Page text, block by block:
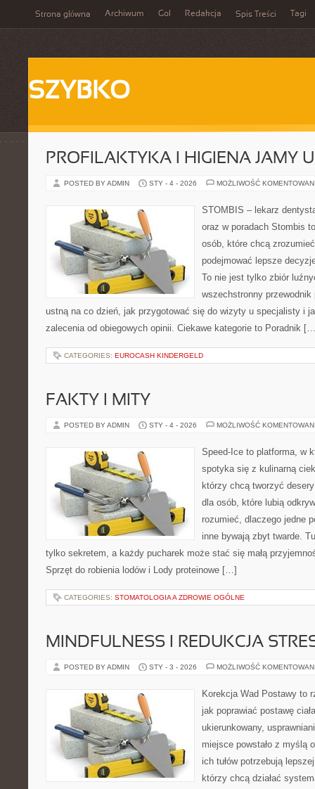
Strona główna Archiwum Gol Redakcja Spis Treści Tagi
SZYBKO
PROFILAKTYKA I HIGIENA JAMY
POSTED BY ADMIN STY - 4 - 2026 MOŻLIWOŚĆ
STOMBIS – lekarz
oraz w poradach Stombis
osób, które chcą
podejmować lepsze
To nie jest tylko zbiór
wszechstronny
ustną na co dzień, jak przygotować się do wizyty u specjalisty i
zalecenia od obiegowych opinii. Ciekawe kategorie to Poradnik
CATEGORIES: EUROCASH KINDERGELD
FAKTY I MITY
POSTED BY ADMIN STY - 4 - 2026 MOŻLIWOŚĆ
Speed-Ice to platforma, w
spotyka się z kulinarną
którzy chcą tworzyć
dla osób, które lubią
rozumieć, dlaczego jedne
inne bywają zbyt twarde.
tylko sekretem, a każdy pucharek może stać się małą
Sprzęt do robienia lodów i Lody proteinowe […]
CATEGORIES: STOMATOLOGIA A ZDROWIE OGÓLNE
MINDFULNESS I REDUKCJA
POSTED BY ADMIN STY - 3 - 2026 MOŻLIWOŚĆ
Korekcja Wad Postawy to
jak poprawiać postawę
ukierunkowany,
miejsce powstało z myślą
ich tułów potrzebują
którzy chcą działać